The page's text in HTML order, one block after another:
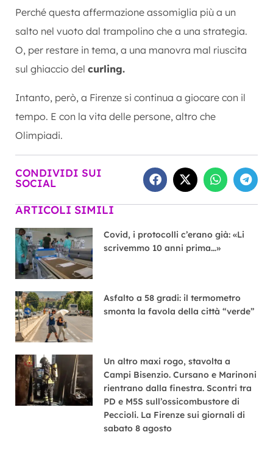
Perché questa affermazione assomiglia più a un
salto nel vuoto dal trampolino che a una strategia.
O, per restare in tema, a una manovra mal riuscita
sul ghiaccio del curling.
Intanto, però, a Firenze si continua a giocare con il
tempo. E con la vita delle persone, altro che
Olimpiadi.
CONDIVIDI SUI
SOCIAL
ARTICOLI SIMILI
Covid, i protocolli c’erano già: «Li
scrivemmo 10 anni prima…»
Asfalto a 58 gradi: il termometro
smonta la favola della città “verde”
Un altro maxi rogo, stavolta a
Campi Bisenzio. Cursano e Marinoni
rientrano dalla finestra. Scontri tra
PD e M5S sull’ossicombustore di
Peccioli. La Firenze sui giornali di
sabato 8 agosto